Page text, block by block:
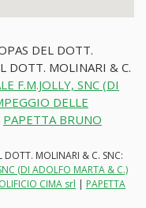
DEL DOTT.
DOTT. MOLINARI & C.
F.M.JOLLY, SNC (DI
DELLE
PAPETTA BRUNO
MOLINARI & C. SNC:
(DI ADOLFO MARTA & C.)
CIMA srl | PAPETTA